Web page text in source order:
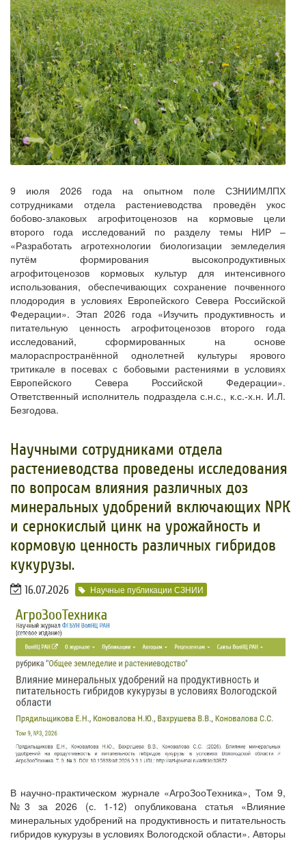
9 июля 2026 года на опытном поле СЗНИИМЛПХ
сотрудниками отдела растениеводства проведён укос
бобово-злаковых агрофитоценозов на кормовые цели
второго года исследований по разделу темы НИР –
«Разработать агротехнологии биологизации земледелия
путём формирования высокопродуктивных
агрофитоценозов кормовых культур для интенсивного
использования, обеспечивающих сохранение почвенного
плодородия в условиях Европейского Севера Российской
Федерации». Этап 2026 года «Изучить продуктивность и
питательную ценность агрофитоценозов второго года
исследований, сформированных на основе
малораспространённой однолетней культуры ярового
тритикале в посевах с бобовыми растениями в условиях
Европейского Севера Российской Федерации».
Ответственный исполнитель подраздела с.н.с., к.с.-х.н. И.Л.
Безгодова.
Научными сотрудниками отдела
растениеводства проведены исследования
по вопросам влияния различных доз
минеральных удобрений включающих NРК
и сернокислый цинк на урожайность и
кормовую ценность различных гибридов
кукурузы.
16.07.2026 Научные публикации СЗНИИ
В научно-практическом журнале «АгроЗооТехника», Том 9,
№3 за 2026 (с. 1-12) опубликована статья «Влияние
минеральных удобрений на продуктивность и питательность
гибридов кукурузы в условиях Вологодской области». Авторы